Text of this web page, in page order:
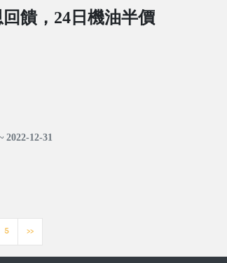
饋，24日機油半價
2022-12-31
5 >>